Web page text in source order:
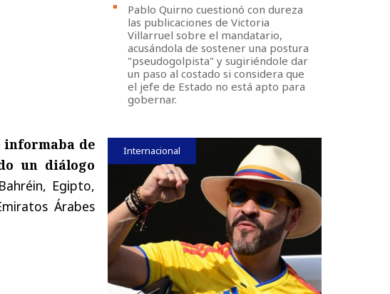
informaba de
un diálogo
Egipto,
Árabes
Pablo Quirno cuestionó con dureza
las publicaciones de Victoria
Villarruel sobre el mandatario,
acusándola de sostener una postura
"pseudogolpista" y sugiriéndole dar
un paso al costado si considera que
el jefe de Estado no está apto para
gobernar.
Internacional